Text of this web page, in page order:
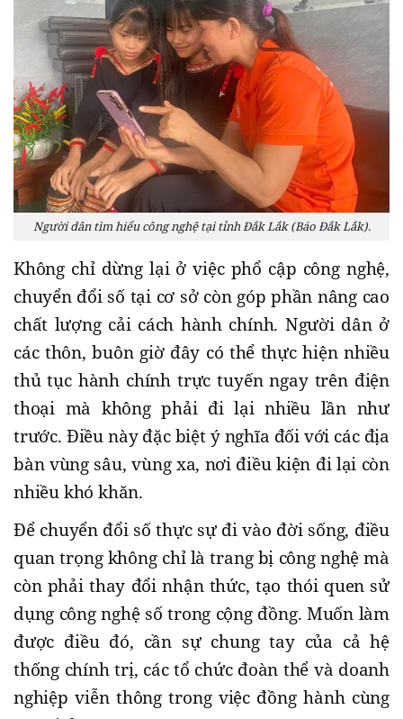
Người dân tìm hiểu công nghệ tại tỉnh Đắk Lắk (Báo Đắk Lắk).
Không chỉ dừng lại ở việc phổ cập công nghệ,
chuyển đổi số tại cơ sở còn góp phần nâng cao
chất lượng cải cách hành chính. Người dân ở
các thôn, buôn giờ đây có thể thực hiện nhiều
thủ tục hành chính trực tuyến ngay trên điện
thoại mà không phải đi lại nhiều lần như
trước. Điều này đặc biệt ý nghĩa đối với các địa
bàn vùng sâu, vùng xa, nơi điều kiện đi lại còn
nhiều khó khăn.
Để chuyển đổi số thực sự đi vào đời sống, điều
quan trọng không chỉ là trang bị công nghệ mà
còn phải thay đổi nhận thức, tạo thói quen sử
dụng công nghệ số trong cộng đồng. Muốn làm
được điều đó, cần sự chung tay của cả hệ
thống chính trị, các tổ chức đoàn thể và doanh
nghiệp viễn thông trong việc đồng hành cùng